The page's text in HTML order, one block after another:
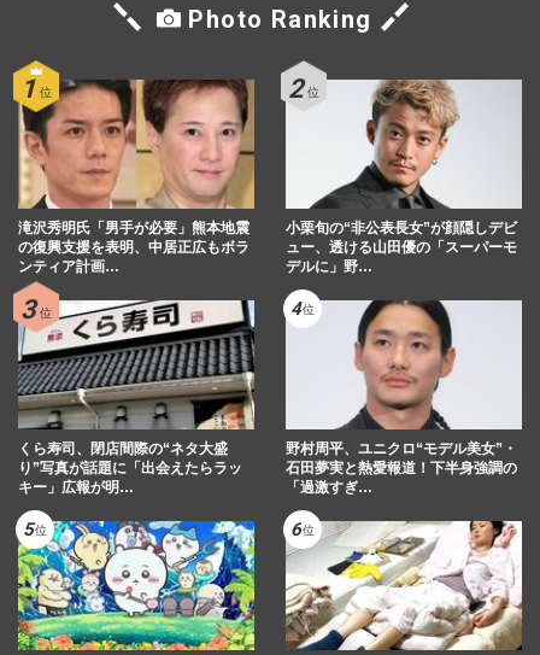
Photo Ranking
滝沢秀明氏「男手が必要」熊本地震
の復興支援を表明、中居正広もボラ
ンティア計画…
小栗旬の“非公表長女”が顔隠しデビ
ュー、透ける山田優の「スーパーモ
デルに」野…
くら寿司、閉店間際の“ネタ大盛
り”写真が話題に「出会えたらラッ
キー」広報が明…
野村周平、ユニクロ“モデル美女”・
石田夢実と熱愛報道！下半身強調の
「過激すぎ…